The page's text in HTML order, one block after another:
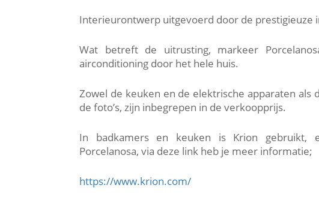
Interieurontwerp uitgevoerd door de prestigieuze
Wat betreft de uitrusting, markeer
airconditioning door het hele huis.
Zowel de keuken en de elektrische apparaten als
de foto’s, zijn inbegrepen in de verkoopprijs.
In badkamers en keuken is Krion gebruikt,
Porcelanosa, via deze link heb je meer informatie;
https://www.krion.com/